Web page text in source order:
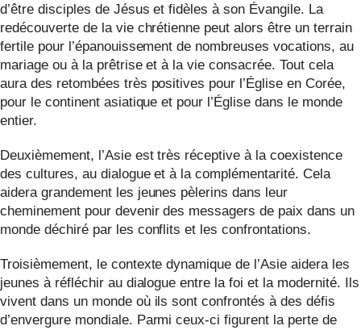
d’être disciples de Jésus et fidèles à son Évangile. La
redécouverte de la vie chrétienne peut alors être un terrain
fertile pour l’épanouissement de nombreuses vocations, au
mariage ou à la prêtrise et à la vie consacrée. Tout cela
aura des retombées très positives pour l’Église en Corée,
pour le continent asiatique et pour l’Église dans le monde
entier.
Deuxièmement, l’Asie est très réceptive à la coexistence
des cultures, au dialogue et à la complémentarité. Cela
aidera grandement les jeunes pèlerins dans leur
cheminement pour devenir des messagers de paix dans un
monde déchiré par les conflits et les confrontations.
Troisièmement, le contexte dynamique de l’Asie aidera les
jeunes à réfléchir au dialogue entre la foi et la modernité. Ils
vivent dans un monde où ils sont confrontés à des défis
d’envergure mondiale. Parmi ceux-ci figurent la perte de